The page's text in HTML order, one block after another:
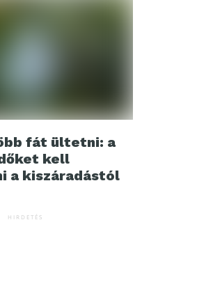
fát ültetni: a
kell
a kiszáradástól
HIRDETÉS